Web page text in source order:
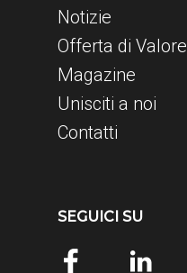
Notizie
Offerta di Valore
Magazine
Unisciti a noi
Contatti
SEGUICI SU